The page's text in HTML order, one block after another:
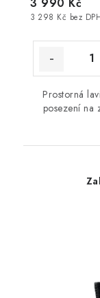
3 298 Kč bez
3 990 Kč
Prostorná
posezení na